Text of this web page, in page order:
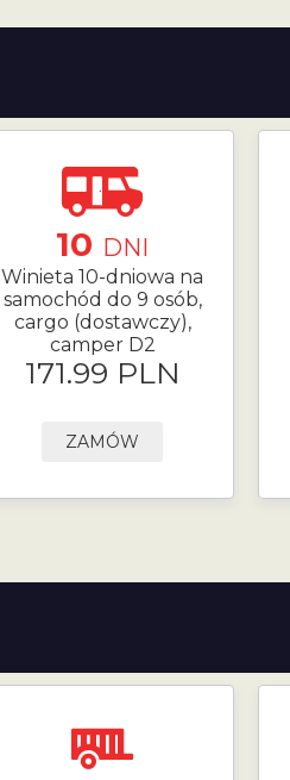
10 DNI
Winieta 10-dniowa na
samochód do 9 osób,
cargo (dostawczy),
camper D2
171.99 PLN
ZAMÓW